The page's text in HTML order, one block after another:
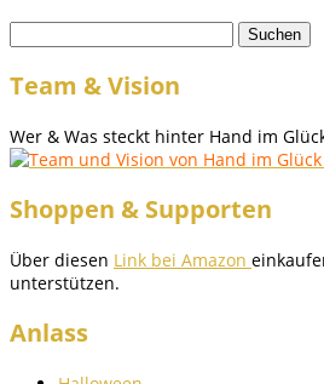
nach:
Team & Vision
Wer & Was steckt hinter Hand im
Shoppen & Supporten
Über diesen Link bei Amazon
unterstützen.
Anlass